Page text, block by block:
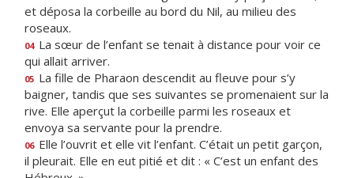
et déposa la corbeille au bord du Nil, au milieu des
roseaux.
04 La sœur de l’enfant se tenait à distance pour voir ce
qui allait arriver.
05 La fille de Pharaon descendit au fleuve pour s’y
baigner, tandis que ses suivantes se promenaient sur la
rive. Elle aperçut la corbeille parmi les roseaux et
envoya sa servante pour la prendre.
06 Elle l’ouvrit et elle vit l’enfant. C’était un petit garçon,
il pleurait. Elle en eut pitié et dit : « C’est un enfant des